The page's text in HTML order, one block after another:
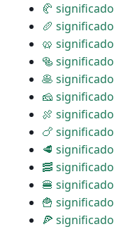
🥐 significado
🥖 significado
🥨 significado
🥯 significado
🥞 significado
🧀 significado
🍖 significado
🍗 significado
🥩 significado
🥓 significado
🍔 significado
🍟 significado
🍕 significado